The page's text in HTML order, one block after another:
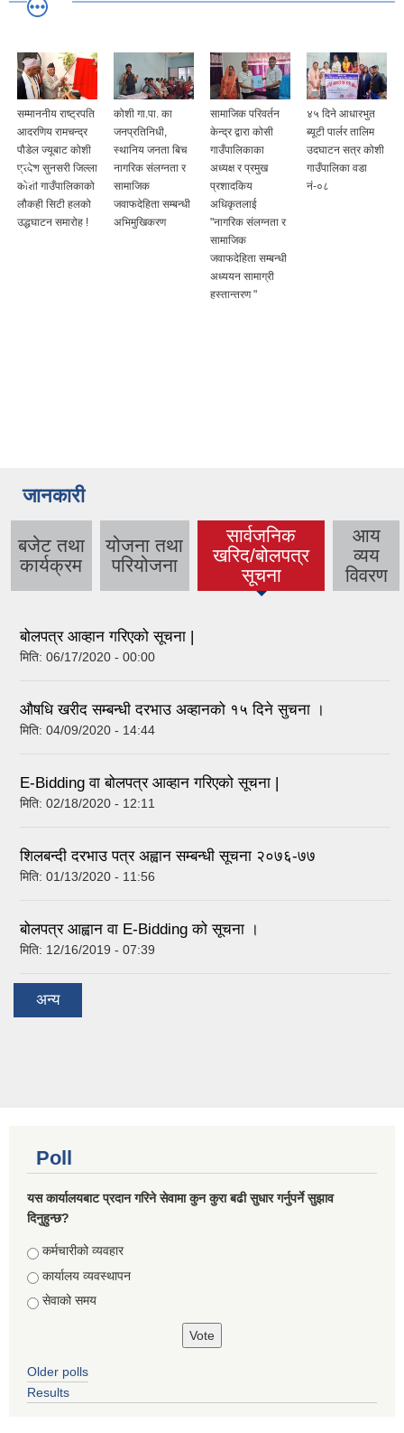
सम्माननीय राष्ट्रपति
आदरणिय रामचन्द्र
पौडेल ज्यूबाट कोशी
प्रदेश सुनसरी जिल्ला
कोशी गाउँपालिकाको
लौकही सिटी हलको
उद्धघाटन समारोह !
कोशी गा.पा. का
जनप्रतिनिधी,
स्थानिय जनता बिच
नागरिक संलग्नता र
सामाजिक
जवाफदेहिता सम्बन्धी
अभिमुखिकरण
सामाजिक परिवर्तन
केन्द्र द्वारा कोसी
गाउँपालिकाका
अध्यक्ष र प्रमुख
प्रशादकिय
अधिकृतलाई
"नागरिक संलग्नता र
सामाजिक
जवाफदेहिता सम्बन्धी
अध्ययन सामाग्री
हस्तान्तरण "
४५ दिने आधारभुत
ब्यूटी पार्लर तालिम
उदघाटन सत्र कोशी
गाउँपालिका वडा
नं-०८
जानकारी
बजेट तथा
कार्यक्रम
योजना तथा
परियोजना
सार्वजनिक
खरिद/बोलपत्र
सूचना
(active tab)
आय
व्यय
विवरण
बोलपत्र आव्हान गरिएको सूचना |
मिति: 06/17/2020 - 00:00
औषधि खरीद सम्बन्धी दरभाउ अव्हानको १५ दिने सुचना ।
मिति: 04/09/2020 - 14:44
E-Bidding वा बोलपत्र आव्हान गरिएको सूचना |
मिति: 02/18/2020 - 12:11
शिलबन्दी दरभाउ पत्र अह्वान सम्बन्धी सूचना २०७६-७७
मिति: 01/13/2020 - 11:56
बोलपत्र आह्वान वा E-Bidding को सूचना ।
मिति: 12/16/2019 - 07:39
अन्य
Poll
यस कार्यालयबाट प्रदान गरिने सेवामा कुन कुरा बढी सुधार गर्नुपर्ने सुझाव
दिनुहुन्छ?
Choices
कर्मचारीको व्यवहार
कार्यालय व्यवस्थापन
सेवाको समय
Older polls
Results